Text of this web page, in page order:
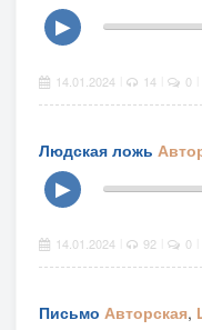
▶
14.01.2024 14 0
Людская ложь
▶
14.01.2024 92 0
Письмо Авторская,